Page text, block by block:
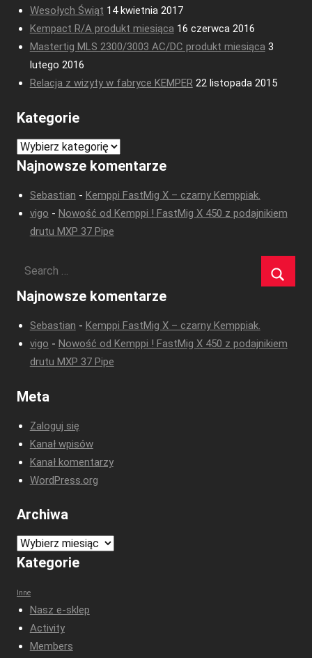
Wesołych Świąt 14 kwietnia 2017
Kempact R/A produkt miesiąca 16 czerwca 2016
Mastertig MLS 2300/3003 AC/DC produkt miesiąca 3
lutego 2016
Relacja z wizyty w fabryce KEMPER 22 listopada 2015
Kategorie
Kategorie
Najnowsze komentarze
Sebastian - Kemppi FastMig X – czarny Kemppiak.
vigo - Nowość od Kemppi ! FastMig X 450 z podajnikiem
drutu MXP 37 Pipe
Najnowsze komentarze
Sebastian - Kemppi FastMig X – czarny Kemppiak.
vigo - Nowość od Kemppi ! FastMig X 450 z podajnikiem
drutu MXP 37 Pipe
Meta
Zaloguj się
Kanał wpisów
Kanał komentarzy
WordPress.org
Archiwa
Archiwa
Kategorie
Inne
Nasz e-sklep
Activity
Members